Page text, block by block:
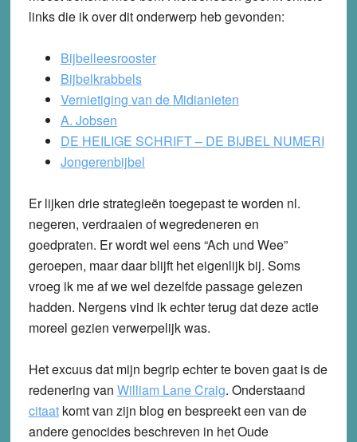
links die ik over dit onderwerp heb gevonden:
Bijbelleesrooster
Bijbelkrabbels
Vernietiging van de Midianieten
A. Jobsen
DE HEILIGE SCHRIFT – DE BIJBEL NUMERI
Jongerenbijbel
Er lijken drie strategieën toegepast te worden nl.
negeren, verdraaien of wegredeneren en
goedpraten. Er wordt wel eens “Ach und Wee”
geroepen, maar daar blijft het eigenlijk bij. Soms
vroeg ik me af we wel dezelfde passage gelezen
hadden. Nergens vind ik echter terug dat deze actie
moreel gezien verwerpelijk was.
Het excuus dat mijn begrip echter te boven gaat is de
redenering van William Lane Craig. Onderstaand
citaatkomt van zijn blog en bespreekt een van de
andere genocides beschreven in het Oude